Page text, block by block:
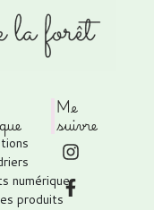
numérique
produits
Me
suivre